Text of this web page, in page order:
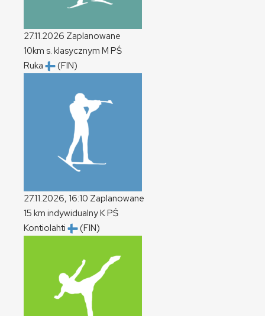
27.11.2026 Zaplanowane
10km s. klasycznym M PŚ
Ruka
(FIN)
27.11.2026, 16:10 Zaplanowane
15 km indywidualnyKPŚ
Kontiolahti
(FIN)